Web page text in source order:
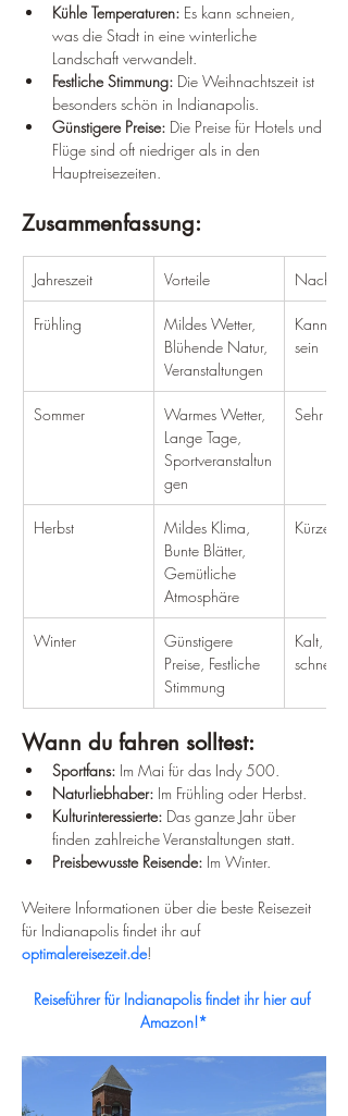
Kühle Temperaturen: Es kann schneien,
was die Stadt in eine winterliche
Landschaft verwandelt.
Festliche Stimmung: Die Weihnachtszeit ist
besonders schön in Indianapolis.
Günstigere Preise: Die Preise für Hotels und
Flüge sind oft niedriger als in den
Hauptreisezeiten.
Zusammenfassung:
Jahreszeit Vorteile Nachteile
Frühling
Mildes Wetter,
Blühende Natur,
Veranstaltungen
Kann
sein
Sommer
Warmes Wetter,
Lange Tage,
Sportveranstaltun
gen
Sehr heiß
Herbst
Mildes Klima,
Bunte Blätter,
Gemütliche
Atmosphäre
Kürzere
Winter
Günstigere
Preise, Festliche
Stimmung
Kalt,
schneien
Wann du fahren solltest:
Sportfans: Im Mai für das Indy 500.
Naturliebhaber: Im Frühling oder Herbst.
Kulturinteressierte: Das ganze Jahr über
finden zahlreiche Veranstaltungen statt.
Preisbewusste Reisende: Im Winter.
Weitere Informationen über die beste Reisezeit
für Indianapolis findet ihr auf
optimalereisezeit.de!
Reiseführer für Indianapolis findet ihr hier auf
Amazon!*